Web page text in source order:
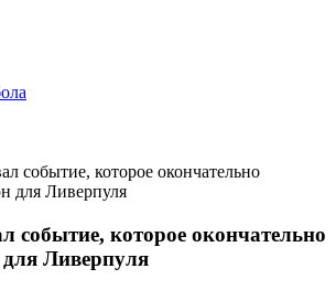
событие, которое окончательно
для Ливерпуля
событие, которое окончательно
для Ливерпуля